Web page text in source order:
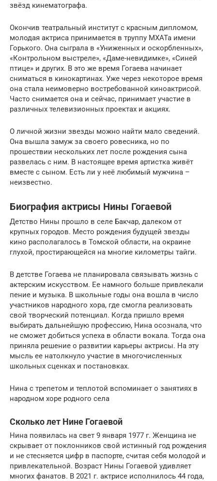
звёзд кинематографа.
Окончив театральный институт с красным дипломом,
молодая актриса принимается в труппу МХАТа имени
Горького. Она сыграла в «Униженных и оскорбленных»,
«Контрольном выстреле», «Даме-невидимке», «Синей
птице» и других. В это же время Гогаева начинает
сниматься в кинокартинах. Уже через некоторое время
она стала неимоверно востребованной киноактрисой.
Часто снимается она и сейчас, принимает участие в
различных телевизионных проектах и акциях.
О личной жизни звезды можно найти мало сведений.
Она вышла замуж за своего ровесника, но по
прошествии нескольких лет после рождения сына
развелась с ним. В настоящее время артистка живёт
вместе с сыном. Есть ли у неё любимый мужчина –
неизвестно.
Биография актрисы Нины Гогаевой
Детство Нины прошло в селе Бакчар, далеком от
крупных городов. Место рождения будущей звезды
кино располагалось в Томской области, на окраине
глухой, простирающейся на многие километры тайги.
В детстве Гогаева не планировала связывать жизнь с
актерским искусством. Ее намного больше привлекали
пение и музыка. В школьные годы она вошла в число
участников народного хора, где смогла реализовать
свой творческий потенциал. Когда пришло время
выбирать дальнейшую профессию, Нина осознала, что
не сможет добиться успеха в области вокала. Тогда она
приняла решение о развитии карьеры актрисы. На эту
мысль ее натолкнуло участие в многочисленных
школьных сценках и постановках.
Нина с трепетом и теплотой вспоминает о занятиях в
народном хоре родного села
Сколько лет Нине Гогаевой
Нина появилась на свет 9 января 1977 г. Женщина не
скрывает от поклонников свой истинный год рождения
и не стесняется цифр в паспорте, считая себя молодой и
привлекательной. Возраст Нины Гогаевой удивляет
многих фанатов. В 2021 г. актрисе исполнилось 44 года,